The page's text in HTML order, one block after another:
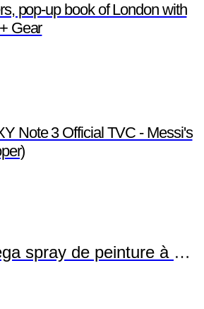
pop-up book of London with
Gear
Note 3 Official TVC - Messi's
de peinture à La Villette